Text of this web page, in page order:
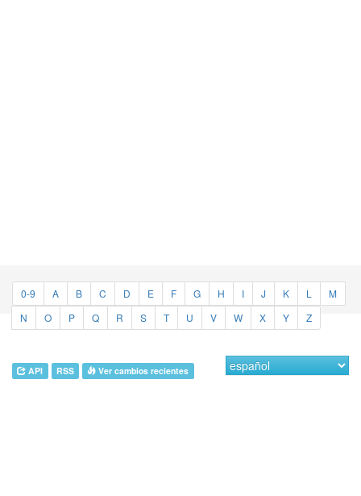
0-9 A B C D E F G H I J K L
M
N
O P Q R S T U V W X Y Z
API RSS Ver cambios recientes